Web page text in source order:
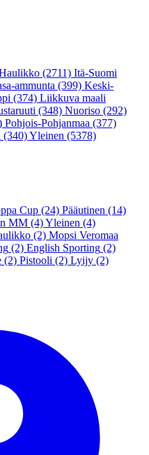
(2711) Itä-Suomi
ammunta (399) Keski-
(374) Liikkuva maali
(348) Nuoriso (292)
Pohjois-Pohjanmaa (377)
(340)Yleinen (5378)
Cup (24) Pääutinen (14)
MM (4)Yleinen (4)
(2) Mopsi Veromaa
(2) English Sporting (2)
(2) Pistooli (2) Lyijy (2)